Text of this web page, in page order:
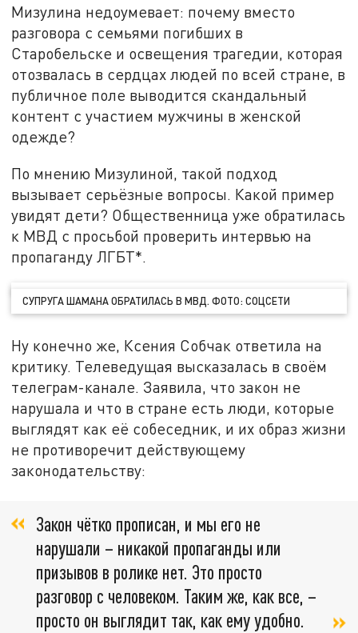
Мизулина недоумевает: почему вместо
разговора с семьями погибших в
Старобельске и освещения трагедии, которая
отозвалась в сердцах людей по всей стране, в
публичное поле выводится скандальный
контент с участием мужчины в женской
одежде?
По мнению Мизулиной, такой подход
вызывает серьёзные вопросы. Какой пример
увидят дети? Общественница уже обратилась
к МВД с просьбой проверить интервью на
пропаганду ЛГБТ*.
СУПРУГА ШАМАНА ОБРАТИЛАСЬ В МВД. ФОТО: СОЦСЕТИ
Ну конечно же, Ксения Собчак ответила на
критику. Телеведущая высказалась в своём
телеграм-канале. Заявила, что закон не
нарушала и что в стране есть люди, которые
выглядят как её собеседник, и их образ жизни
не противоречит действующему
законодательству:
Закон чётко прописан, и мы его не
нарушали – никакой пропаганды или
призывов в ролике нет. Это просто
разговор с человеком. Таким же, как все, –
просто он выглядит так, как ему удобно.